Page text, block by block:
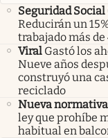
Seguridad Social
Reducirán un
trabajado más
Viral Gastó los
Nueve años
construyó una
reciclado
Nueva normativa
ley que prohíbe
habitual en